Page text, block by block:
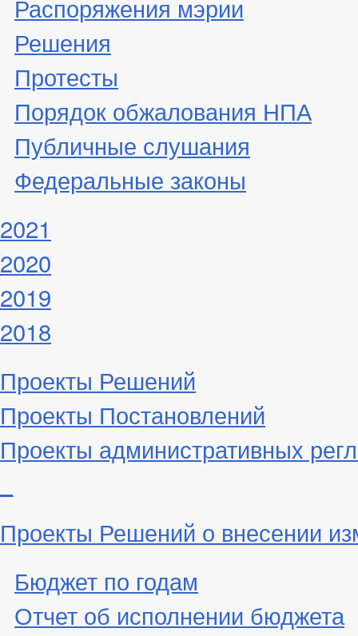
Распоряжения мэрии
Решения
Протесты
Порядок обжалования НПА
Публичные слушания
Федеральные законы
2021
2020
2019
2018
Проекты Решений
Проекты Постановлений
Проекты административных
Проекты Решений о внесении
Бюджет по годам
Отчет об исполнении бюджета